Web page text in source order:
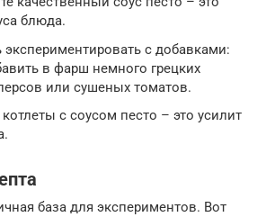
блюда.
экспериментировать с добавками:
в фарш немного грецких
или сушеных томатов.
с соусом песто – это усилит
база для экспериментов. Вот